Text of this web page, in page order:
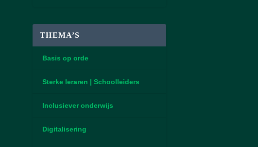
THEMA’S
Basis op orde
Sterke leraren | Schoolleiders
Inclusiever onderwijs
Digitalisering